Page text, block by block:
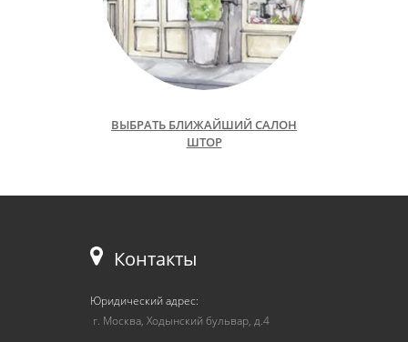
ВЫБРАТЬ БЛИЖАЙШИЙ САЛОН
ШТОР
Контакты
Юридический адрес:
г. Москва, Ходынский бульвар, д.4